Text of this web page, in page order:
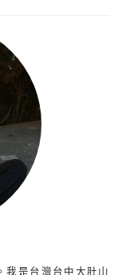
我是台灣台中大肚山